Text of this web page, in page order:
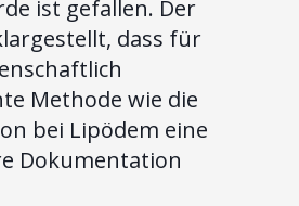
ist gefallen. Der
dass für
Methode wie die
bei Lipödem eine
Dokumentation